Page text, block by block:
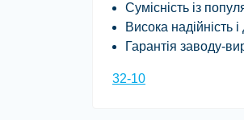
Сумісність із
Висока надійність і
Гарантія заводу-
32-10